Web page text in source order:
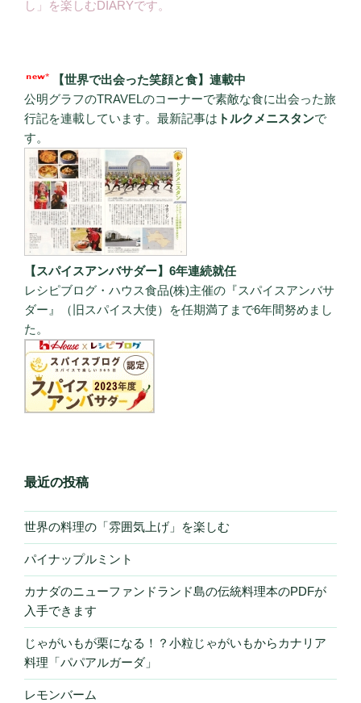
し」を楽しむDIARYです。
【世界で出会った笑顔と食】連載中
公明グラフのTRAVELのコーナーで素敵な食に出会った旅
行記を連載しています。最新記事は トルクメニスタンで
す。
【スパイスアンバサダー】6年連続就任
レシピブログ・ハウス食品(株)主催の『スパイスアンバサ
ダー』（旧スパイス大使）を任期満了まで6年間努めまし
た。
最近の投稿
世界の料理の「雰囲気上げ」を楽しむ
パイナップルミント
カナダのニューファンドランド島の伝統料理本のPDFが
入手できます
じゃがいもが栗になる！？小粒じゃがいもからカナリア
料理「パパアルガーダ」
レモンバーム